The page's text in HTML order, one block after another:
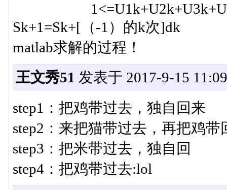
Sk+1=Sk+[（-1）
matlab求解的过程！
王文秀51 发表于 2017-9-15
step1：把鸡带过去，独自回来
step2：来把猫带过去，再把鸡带
step3：把米带过去，独自回
step4：把鸡带过去:lol